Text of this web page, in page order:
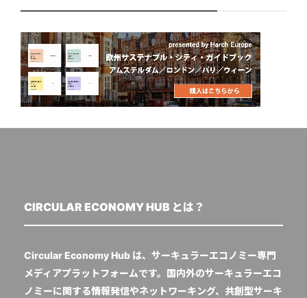
CIRCULAR ECONOMY HUB とは？
Circular Economy Hub は、サーキュラーエコノミー専門
メディアプラットフォームです。国内外のサーキュラーエコ
ノミーに関する情報発信やネットワーキング、共創型サーキ